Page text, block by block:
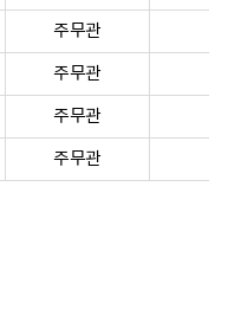
주무관
주무관
주무관
주무관